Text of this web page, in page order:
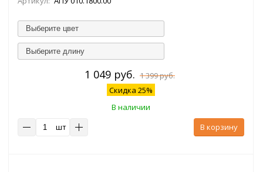
Выберите цвет
Выберите длину
1 049 руб. 1 399 руб.
Скидка 25%
В наличии
шт
В корзину